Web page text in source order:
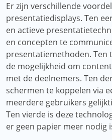
Er zijn verschillende
presentatiedisplays. Ten
en actieve
en concepten te
presentatiemethoden. Ten
de mogelijkheid om
met de deelnemers. Ten
schermen te koppelen via
meerdere gebruikers
Ten vierde is deze
er geen papier meer nodig